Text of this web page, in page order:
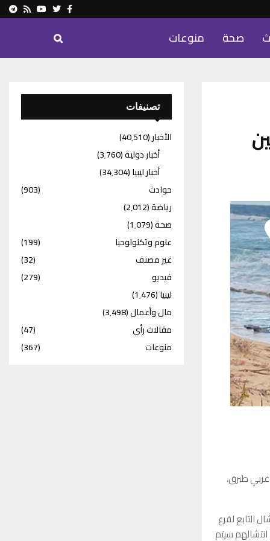
Facebook
Twitter
Youtube
Rss
صحة منوعات
طبرق،
التابع لفرع
سيتم
تصنيفات
الأخبار(40٬510)
أخبار دولية(3٬760)
أخبار ليبيا(34٬304)
حوادث
(903)
رياضة(2٬012)
صحة(1٬079)
علوم وتكنولوجيا
(199)
غير مصنف
(32)
فيديو
(279)
ليبيا(1٬476)
مال وأعمال(3٬498)
مقالات رأي
(47)
منوعات
(367)